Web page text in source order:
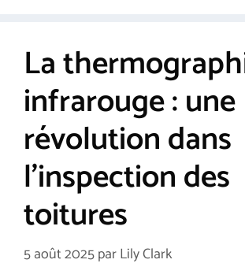
La
infrarouge : une
révolution dans
l’inspection des
toitures
5 août 2025parLily Clark